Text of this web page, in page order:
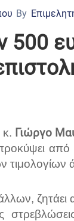
By
500
Γιώργο
από